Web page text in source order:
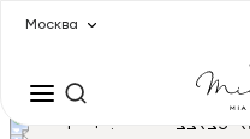
Москва